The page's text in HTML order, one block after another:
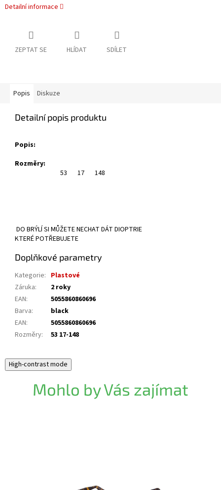
Detailní informace
ZEPTAT SE HLÍDAT SDÍLET
Popis Diskuze
Detailní popis produktu
Popis:
Rozměry:
53
17 148
DO BRÝLÍ SI MŮŽETE NECHAT DÁT DIOPTRIE
KTERÉ POTŘEBUJETE
Doplňkové parametry
Kategorie: Plastové
Záruka:
2 roky
EAN:
5055860860696
Barva:
black
EAN:
5055860860696
Rozměry: 53 17-148
High-contrast mode
Mohlo by Vás zajímat